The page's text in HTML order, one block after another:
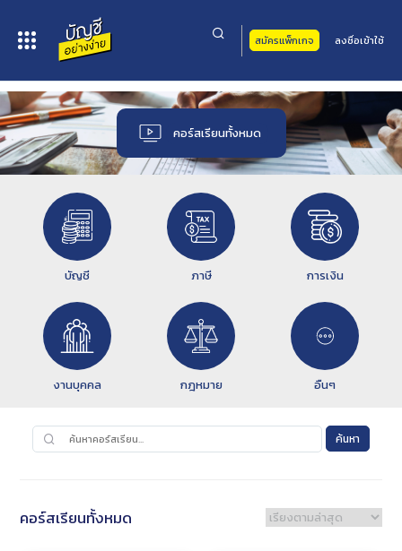
สมัครแพ็กเกจ ลงชื่อเข้าใช้
คอร์สเรียนทั้งหมด
บัญชี ภาษี การเงิน
งานบุคคล กฎหมาย อื่นๆ
ค้นหา
คอร์สเรียนทั้งหมด